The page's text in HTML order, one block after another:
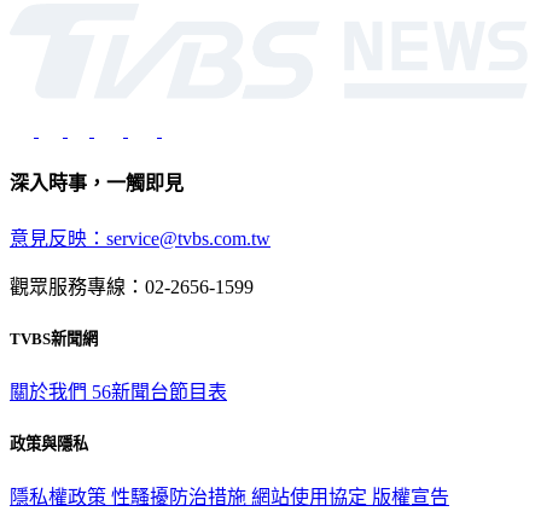
深入時事，一觸即見
意見反映：service@tvbs.com.tw
觀眾服務專線：02-2656-1599
TVBS新聞網
關於我們 56新聞台節目表
政策與隱私
隱私權政策 性騷擾防治措施 網站使用協定 版權宣告